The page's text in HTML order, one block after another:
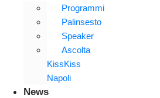
Programmi
Palinsesto
Speaker
Ascolta
KissKiss
Napoli
News